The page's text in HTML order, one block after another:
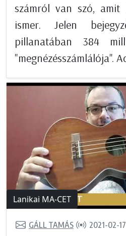
számról van szó, amit
ismer. Jelen
pillanatában 384
"megnézésszámlálója".
Lanikai MA-CET
GÁLL TAMÁS 2021-02-17